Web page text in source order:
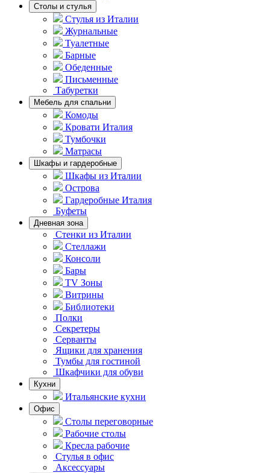
Столы и стулья
Стулья из Италии
Журнальные
Туалетные
Барные
Обеденные
Письменные
Табуретки
Мебель для спальни
Комоды
Кровати Италия
Тумбочки
Матрасы
Шкафы и гардеробные
Шкафы из Италии
Острова
Гардеробные Италия
Буфеты
Дневная зона
Стенки из Италии
Стеллажи
Консоли
Бары
TV Зоны
Витрины
Библиотеки
Полки
Секретеры
Серванты
Ящики для хранения
Тумбы для гостиной
Шкафчики для обуви
Кухни
Итальянские кухни
Офис
Столы переговорные
Рабочие столы
Кресла рабочие
Стулья в офис
Аксессуары